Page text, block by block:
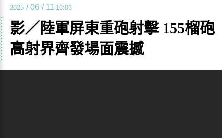
2025 / 06 / 11 16:03
影／陸軍屏東重砲射擊 155榴砲
高射界齊發場面震撼